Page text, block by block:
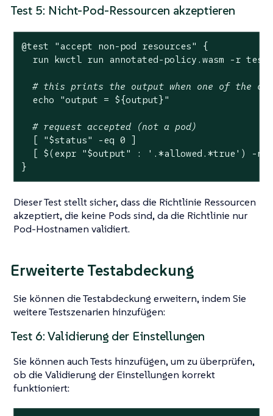
Test 5: Nicht-Pod-Ressourcen akzeptieren
@test "accept non-pod resources" {
run kwctl run annotated-policy.wasm -r
# this prints the output when one of the
echo
"output = ${output}"
# request accepted (not a pod)
  [
"$status" -eq 0 ]
  [ $(expr
"$output" : '.*allowed.*true' ) -ne
}
Dieser Test stellt sicher, dass die Richtlinie Ressourcen
akzeptiert, die keine Pods sind, da die Richtlinie nur
Pod-Hostnamen validiert.
Erweiterte Testabdeckung
Sie können die Testabdeckung erweitern, indem Sie
weitere Testszenarien hinzufügen:
Test 6: Validierung der Einstellungen
Sie können auch Tests hinzufügen, um zu überprüfen,
ob die Validierung der Einstellungen korrekt
funktioniert: